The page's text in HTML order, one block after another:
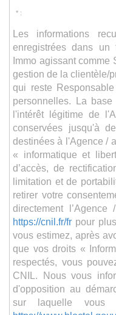
* :
Les informations
enregistrées dans
Immo agissant comme
gestion de la clientèle/
qui reste
personnelles. La
l'intérêt légitime de
conservées jusqu'à
destinées à l'Agence /
« informatique et
d’accès, de
limitation et de
retirer votre
directement
https://cnil.fr/fr pour
vous estimez, après
que vos droits «
respectés, vous
CNIL. Nous vous
d'opposition au
sur laquelle vous